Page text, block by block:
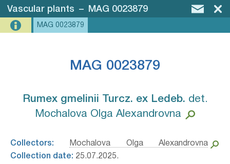
Vascular plants – MAG 0023879
MAG 0023879
MAG 0023879
Rumex gmelinii Turcz. ex Ledeb.⁣ det.
Mochalova Olga Alexandrovna
Collectors:
Mochalova Olga Alexandrovna
Collection date: 25.07.2025.